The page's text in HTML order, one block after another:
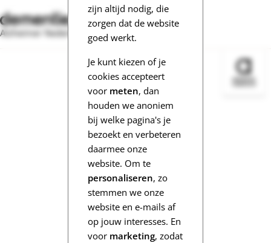
zijn altijd nodig, die
zorgen dat de website
goed werkt.
Je kunt kiezen of je
cookies accepteert
voor meten, dan
houden we anoniem
bij welke pagina's je
bezoekt en verbeteren
daarmee onze
website. Om te
personaliseren, zo
stemmen we onze
website en e-mails af
op jouw interesses. En
voor marketing, zodat
Alzheimer Nederland